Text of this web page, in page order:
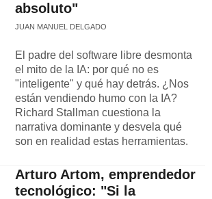
absoluto"
JUAN MANUEL DELGADO
El padre del software libre desmonta
el mito de la IA: por qué no es
"inteligente" y qué hay detrás. ¿Nos
están vendiendo humo con la IA?
Richard Stallman cuestiona la
narrativa dominante y desvela qué
son en realidad estas herramientas.
Arturo Artom, emprendedor
tecnológico: "Si la